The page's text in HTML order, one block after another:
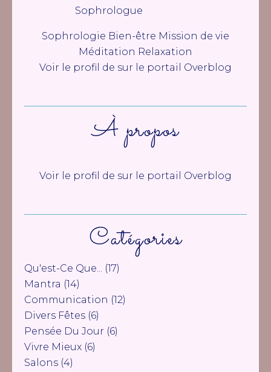
Catégories
Qu'est-Ce Que... (17)
Mantra (14)
Communication (12)
Divers Fêtes (6)
Pensée Du Jour (6)
Vivre Mieux (6)
Salons (4)
Sophrologie Bien-être Mission de vie
Méditation Relaxation
Voir le profil de sur le portail Overblog
À propos
Voir le profil de sur le portail Overblog